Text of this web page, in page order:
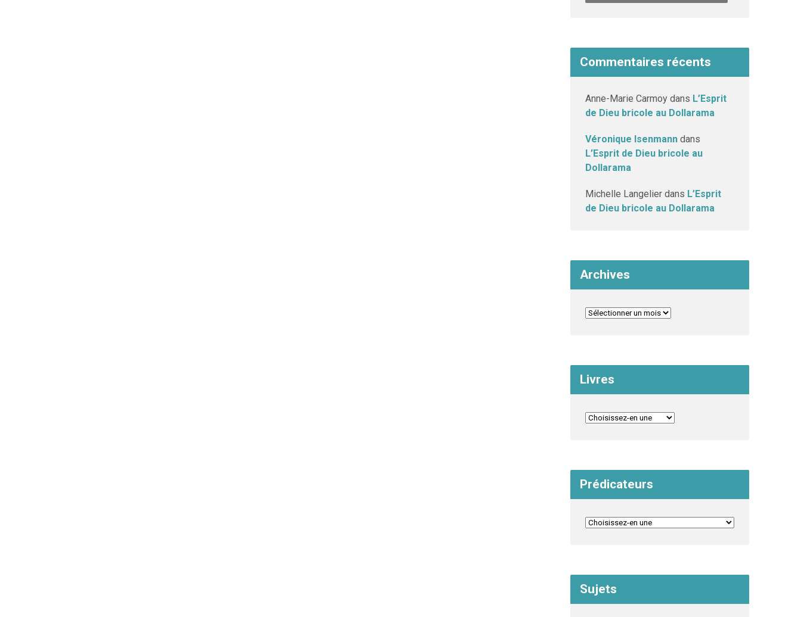
Commentaires récents
Anne-Marie Carmoy dans L’Esprit
de Dieu bricole au Dollarama
Véronique Isenmann dans
L’Esprit de Dieu bricole au
Dollarama
Michelle Langelier dans L’Esprit
de Dieu bricole au Dollarama
Archives
Livres
Prédicateurs
Sujets